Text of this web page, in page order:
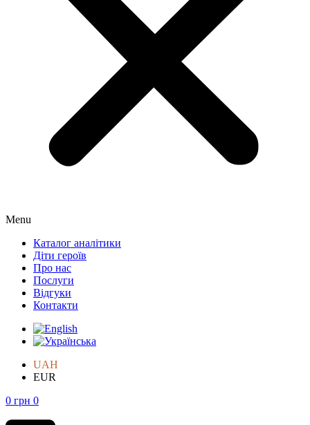
Menu
Каталог аналітики
Діти героїв
Про нас
Послуги
Відгуки
Контакти
UAH
EUR
0 грн 0